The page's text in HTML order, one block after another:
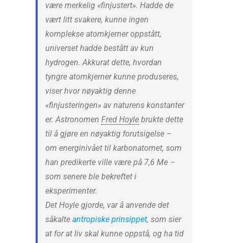
være merkelig «finjustert». Hadde de
vært litt svakere, kunne ingen
komplekse atomkjerner oppstått,
universet hadde bestått av kun
hydrogen. Akkurat dette, hvordan
tyngre atomkjerner kunne produseres,
viser hvor nøyaktig denne
«finjusteringen» av naturens konstanter
er. Astronomen Fred Hoyle brukte dette
til å gjøre en nøyaktig forutsigelse –
om energinivået til karbonatomet, som
han predikerte ville være på 7,6 Me –
som senere ble bekreftet i
eksperimenter.
Det Hoyle gjorde, var å anvende det
såkalte antropiske prinsippet, som sier
at for at liv skal kunne oppstå, og ha tid